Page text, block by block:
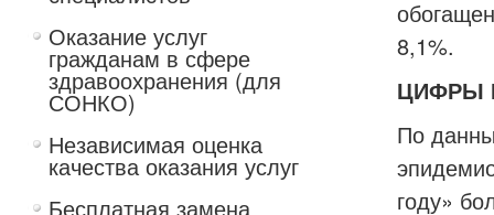
Оказание услуг
гражданам в сфере
здравоохранения (для
СОНКО)
Независимая оценка
качества оказания услуг
Бесплатная замена
8,1%.
ЦИФРЫ
По
году»